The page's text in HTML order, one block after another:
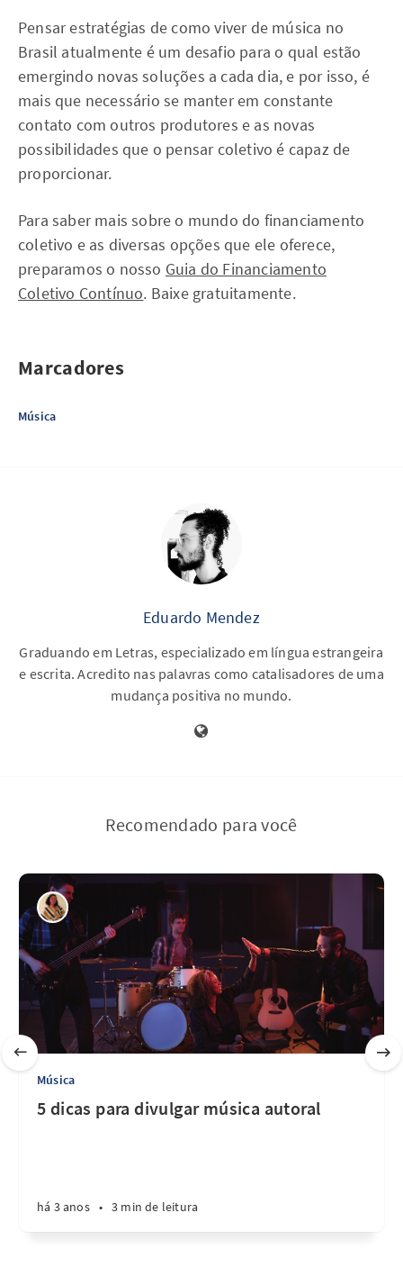
Pensar estratégias de como viver de música no
Brasil atualmente é um desafio para o qual estão
emergindo novas soluções a cada dia, e por isso, é
mais que necessário se manter em constante
contato com outros produtores e as novas
possibilidades que o pensar coletivo é capaz de
proporcionar.
Para saber mais sobre o mundo do financiamento
coletivo e as diversas opções que ele oferece,
preparamos o nosso Guia do Financiamento
Coletivo Contínuo. Baixe gratuitamente.
Marcadores
Música
Eduardo Mendez
Graduando em Letras, especializado em língua estrangeira
e escrita. Acredito nas palavras como catalisadores de uma
mudança positiva no mundo.
Recomendado para você
Música
5 dicas para divulgar música autoral
há 3 anos • 3 min de leitura